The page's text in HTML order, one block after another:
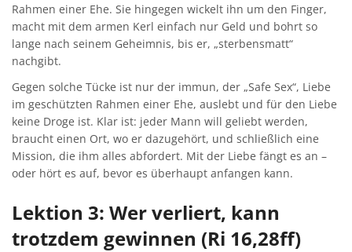
Rahmen einer Ehe. Sie hingegen wickelt ihn um den Finger,
macht mit dem armen Kerl einfach nur Geld und bohrt so
lange nach seinem Geheimnis, bis er, „sterbensmatt“
nachgibt.
Gegen solche Tücke ist nur der immun, der „Safe Sex“, Liebe
im geschützten Rahmen einer Ehe, auslebt und für den Liebe
keine Droge ist. Klar ist: jeder Mann will geliebt werden,
braucht einen Ort, wo er dazugehört, und schließlich eine
Mission, die ihm alles abfordert. Mit der Liebe fängt es an –
oder hört es auf, bevor es überhaupt anfangen kann.
Lektion 3: Wer verliert, kann
trotzdem gewinnen (Ri 16,28ff)